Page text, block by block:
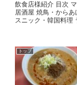
飲食店様紹介 目次
居酒屋 焼鳥・から
スニック・韓国料理
トップ